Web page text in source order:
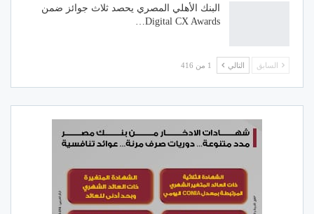
البنك الأهلي المصري يحصد ثلاث جوائز ضمن
Digital CX Awards…
السابق التالي 1 من 416